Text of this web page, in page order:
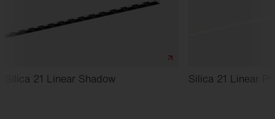
Silica 21 Linear Shadow Silica 21 Linear